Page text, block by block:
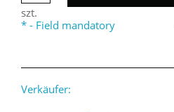
szt.
* - Field mandatory
Verkäufer: